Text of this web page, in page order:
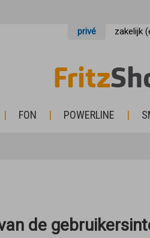
privé zakelijk
FON POWERLINE
de